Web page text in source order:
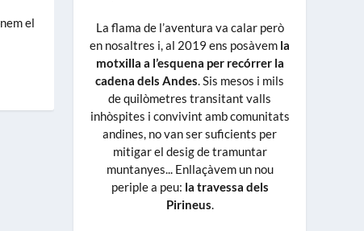
el
La flama de l’aventura va calar però
en nosaltres i, al 2019 ens posàvem la
motxilla a l’esquena per recórrer la
cadena dels Andes. Sis mesos i mils
de quilòmetres transitant valls
inhòspites i convivint amb comunitats
andines, no van ser suficients per
mitigar el desig de tramuntar
muntanyes... Enllaçàvem un nou
periple a peu: la travessa dels
Pirineus.